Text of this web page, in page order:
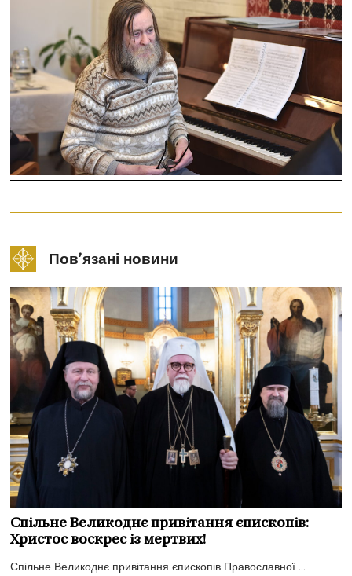
Пов’язані новини
Спільне Великоднє привітання єпископів:
Христос воскрес із мертвих!
Спільне Великоднє привітання єпископів Православної ...